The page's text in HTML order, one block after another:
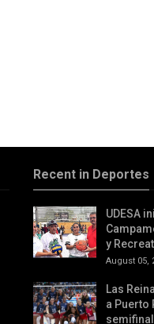
Recent in Deportes
UDESA
y
August 05,
Las
a Puerto